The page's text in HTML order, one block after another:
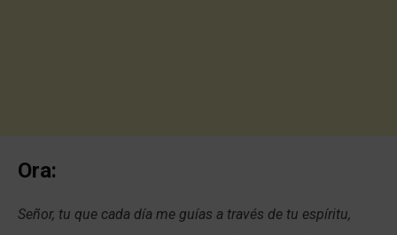
Ora:
Señor, tu que cada día me guías a través de tu espíritu,